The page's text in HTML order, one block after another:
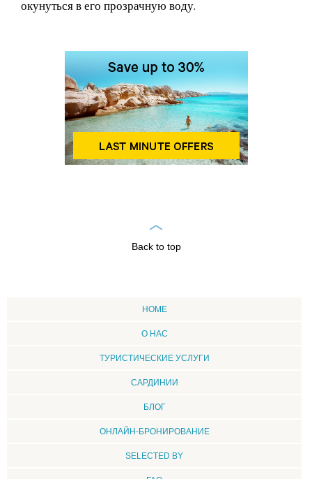
окунуться в его прозрачную воду.
Back to top
HOME
О НАС
ТУРИСТИЧЕСКИЕ УСЛУГИ
CАРДИНИИ
БЛОГ
ОНЛАЙН-БРОНИРОВАНИЕ
SELECTED BY